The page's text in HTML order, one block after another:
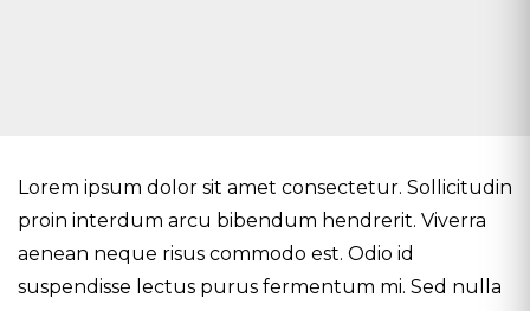
Lorem ipsum dolor sit amet consectetur. Sollicitudin
proin interdum arcu bibendum hendrerit. Viverra
aenean neque risus commodo est. Odio id
suspendisse lectus purus fermentum mi. Sed nulla